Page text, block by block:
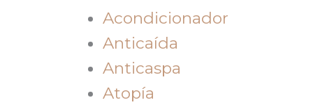
Acondicionador
Anticaída
Anticaspa
Atopía